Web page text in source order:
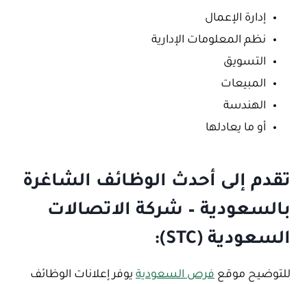
إدارة الإعمال
نظم المعلومات الإدارية
التسويق
المبيعات
الهندسة
أو ما يعادلها
تقدم إلى أحدث الوظائف الشاغرة
بالسعودية – شركة الاتصالات
السعودية (STC):
للتوضيح موقع فرص السعودية يوفر إعلانات الوظائف